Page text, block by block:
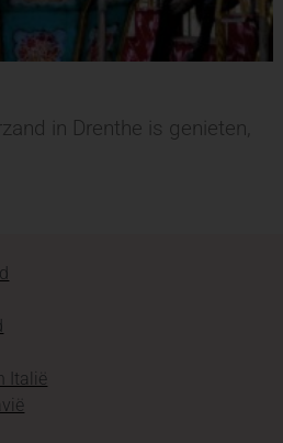
in Drenthe is genieten,
Italië